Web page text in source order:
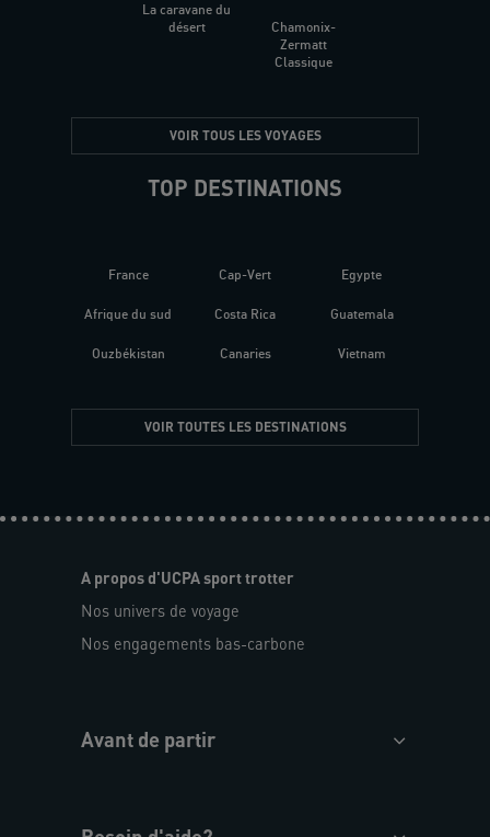
La caravane du
désert
Chamonix-
Zermatt
Classique
VOIR TOUS LES VOYAGES
TOP DESTINATIONS
France
Afrique du sud
Ouzbékistan
Cap-Vert
Costa Rica
Canaries
Egypte
Guatemala
Vietnam
VOIR TOUTES LES DESTINATIONS
A propos d'UCPA sport trotter
Nos univers de voyage
Nos engagements bas-carbone
Avant de partir